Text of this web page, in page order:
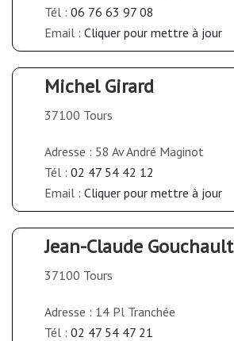
Tél : 06 76 63 97 08
Email : Cliquer pour mettre à jour
Michel Girard
37100 Tours
Adresse : 58 Av André Maginot
Tél : 02 47 54 42 12
Email : Cliquer pour mettre à jour
Jean-Claude Gouchault
37100 Tours
Adresse : 14 Pl Tranchée
Tél : 02 47 54 47 21